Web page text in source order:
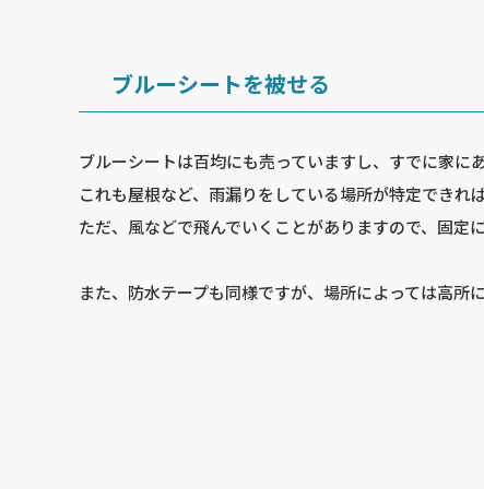
ブルーシートを被せる
ブルーシートは百均にも売っていますし、すでに家に
これも屋根など、雨漏りをしている場所が特定できれ
ただ、風などで飛んでいくことがありますので、固定
また、防水テープも同様ですが、場所によっては高